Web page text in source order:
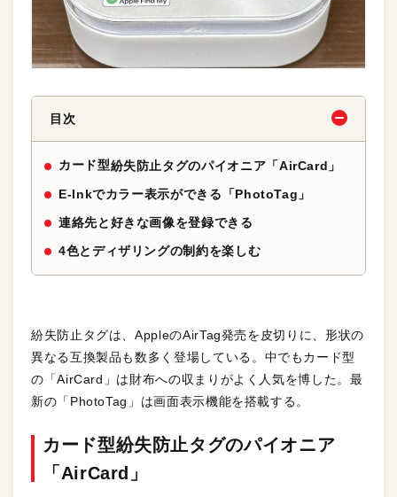
目次
カード型紛失防止タグのパイオニア「AirCard」
E-Inkでカラー表示ができる「PhotoTag」
連絡先と好きな画像を登録できる
4色とディザリングの制約を楽しむ
紛失防止タグは、AppleのAirTag発売を皮切りに、形状の
異なる互換製品も数多く登場している。中でもカード型
の「AirCard」は財布への収まりがよく人気を博した。最
新の「PhotoTag」は画面表示機能を搭載する。
カード型紛失防止タグのパイオニア
「AirCard」